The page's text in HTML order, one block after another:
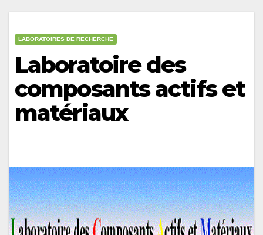
LABORATOIRES DE RECHERCHE
Laboratoire des
composants actifs et
matériaux